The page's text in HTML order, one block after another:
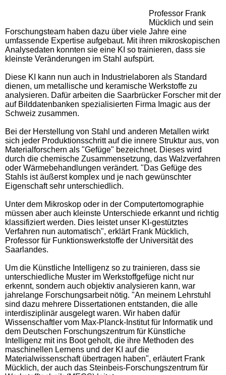
Professor Frank
Mücklich und sein
Forschungsteam haben dazu über viele Jahre eine
umfassende Expertise aufgebaut. Mit ihren mikroskopischen
Analysedaten konnten sie eine KI so trainieren, dass sie
kleinste Veränderungen im Stahl aufspürt.
Diese KI kann nun auch in Industrielaboren als Standard
dienen, um metallische und keramische Werkstoffe zu
analysieren. Dafür arbeiten die Saarbrücker Forscher mit der
auf Bilddatenbanken spezialisierten Firma Imagic aus der
Schweiz zusammen.
Bei der Herstellung von Stahl und anderen Metallen wirkt
sich jeder Produktionsschritt auf die innere Struktur aus, von
Materialforschern als "Gefüge" bezeichnet. Dieses wird
durch die chemische Zusammensetzung, das Walzverfahren
oder Wärmebehandlungen verändert. "Das Gefüge des
Stahls ist äußerst komplex und je nach gewünschter
Eigenschaft sehr unterschiedlich.
Unter dem Mikroskop oder in der Computertomographie
müssen aber auch kleinste Unterschiede erkannt und richtig
klassifiziert werden. Dies leistet unser KI-gestütztes
Verfahren nun automatisch", erklärt Frank Mücklich,
Professor für Funktionswerkstoffe der Universität des
Saarlandes.
Um die Künstliche Intelligenz so zu trainieren, dass sie
unterschiedliche Muster im Werkstoffgefüge nicht nur
erkennt, sondern auch objektiv analysieren kann, war
jahrelange Forschungsarbeit nötig. "An meinem Lehrstuhl
sind dazu mehrere Dissertationen entstanden, die alle
interdisziplinär ausgelegt waren. Wir haben dafür
Wissenschaftler vom Max-Planck-Institut für Informatik und
dem Deutschen Forschungszentrum für Künstliche
Intelligenz mit ins Boot geholt, die ihre Methoden des
maschinellen Lernens und der KI auf die
Materialwissenschaft übertragen haben", erläutert Frank
Mücklich, der auch das Steinbeis-Forschungszentrum für